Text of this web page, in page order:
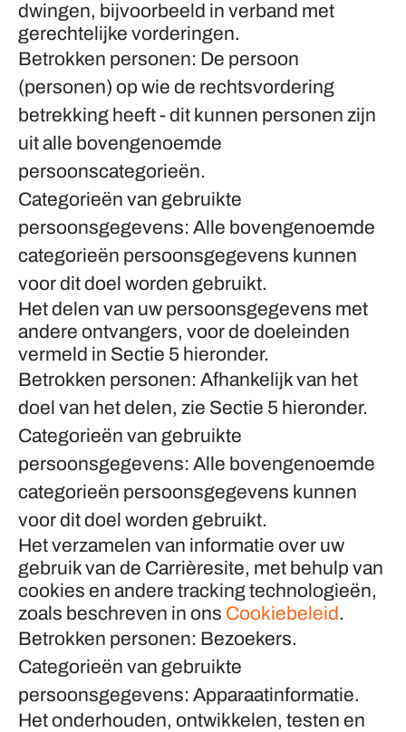
dwingen, bijvoorbeeld in verband met
gerechtelijke vorderingen.
Betrokken personen: De persoon
(personen) op wie de rechtsvordering
betrekking heeft - dit kunnen personen zijn
uit alle bovengenoemde
persoonscategorieën.
Categorieën van gebruikte
persoonsgegevens: Alle bovengenoemde
categorieën persoonsgegevens kunnen
voor dit doel worden gebruikt.
Het delen van uw persoonsgegevens met
andere ontvangers, voor de doeleinden
vermeld in Sectie 5 hieronder.
Betrokken personen: Afhankelijk van het
doel van het delen, zie Sectie 5 hieronder.
Categorieën van gebruikte
persoonsgegevens: Alle bovengenoemde
categorieën persoonsgegevens kunnen
voor dit doel worden gebruikt.
Het verzamelen van informatie over uw
gebruik van de Carrièresite, met behulp van
cookies en andere tracking technologieën,
zoals beschreven in ons Cookiebeleid.
Betrokken personen: Bezoekers.
Categorieën van gebruikte
persoonsgegevens: Apparaatinformatie.
Het onderhouden, ontwikkelen, testen en